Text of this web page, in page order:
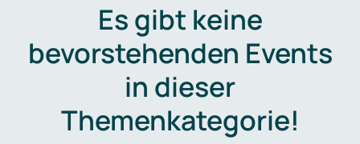
Es gibt keine
bevorstehenden Events
in dieser
Themenkategorie!